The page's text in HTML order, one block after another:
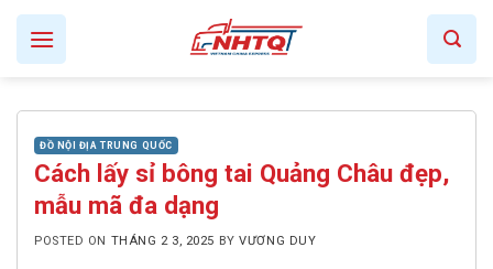
Skip
content
ĐỒ NỘI ĐỊA TRUNG QUỐC
Cách lấy sỉ bông tai Quảng Châu đẹp,
mẫu mã đa dạng
POSTED ON THÁNG 2 3, 2025 BYVƯƠNG DUY